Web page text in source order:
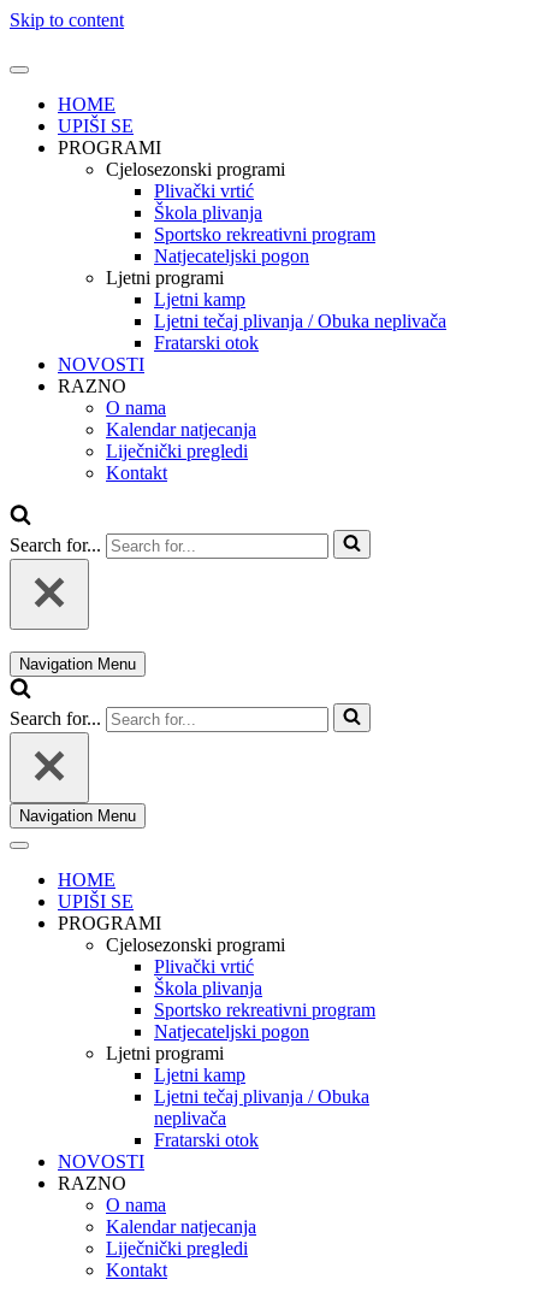
Skip to content
HOME
UPIŠI SE
PROGRAMI
Cjelosezonski programi
Plivački vrtić
Škola plivanja
Sportsko rekreativni program
Natjecateljski pogon
Ljetni programi
Ljetni kamp
Ljetni tečaj plivanja / Obuka neplivača
Fratarski otok
NOVOSTI
RAZNO
O nama
Kalendar natjecanja
Liječnički pregledi
Kontakt
Search for...
Navigation Menu
Search for...
Navigation Menu
HOME
UPIŠI SE
PROGRAMI
Cjelosezonski programi
Plivački vrtić
Škola plivanja
Sportsko rekreativni program
Natjecateljski pogon
Ljetni programi
Ljetni kamp
Ljetni tečaj plivanja / Obuka
neplivača
Fratarski otok
NOVOSTI
RAZNO
O nama
Kalendar natjecanja
Liječnički pregledi
Kontakt